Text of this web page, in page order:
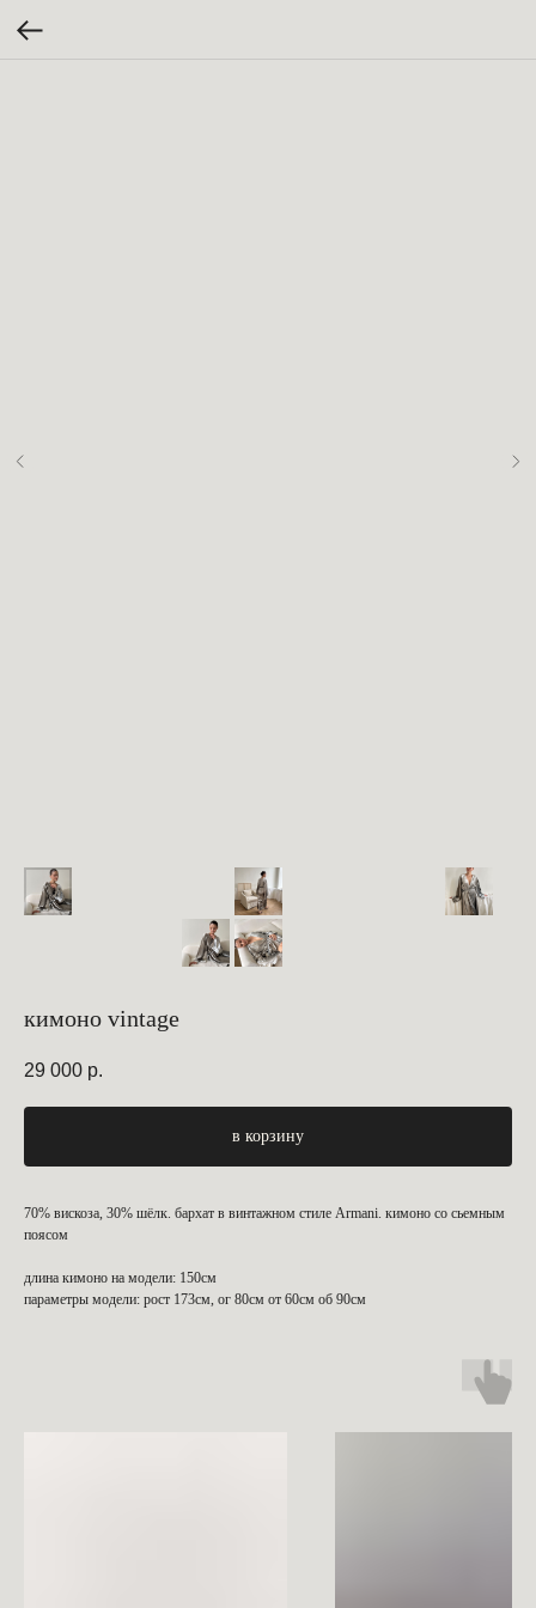
кимоно vintage
29 000 р.
в корзину
70% вискоза, 30% шёлк. бархат в винтажном стиле Armani. кимоно со сьемным
поясом
длина кимоно на модели: 150см
параметры модели: рост 173см, ог 80см от 60см об 90см